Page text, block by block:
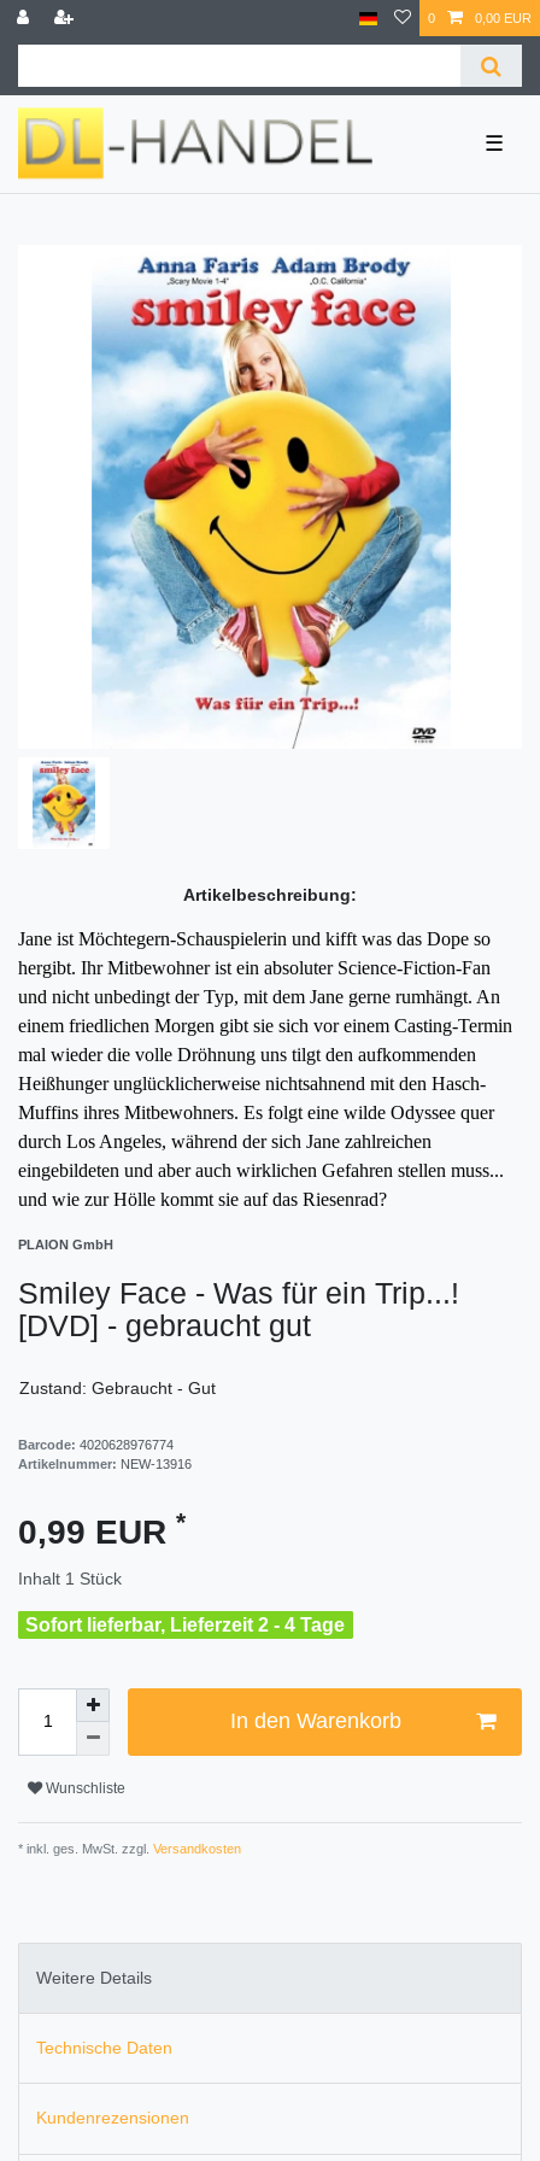
0 0,00 EUR
☰
Artikelbeschreibung:
Jane ist Möchtegern-Schauspielerin und kifft was das Dope so
hergibt. Ihr Mitbewohner ist ein absoluter Science-Fiction-Fan
und nicht unbedingt der Typ, mit dem Jane gerne rumhängt. An
einem friedlichen Morgen gibt sie sich vor einem Casting-Termin
mal wieder die volle Dröhnung uns tilgt den aufkommenden
Heißhunger unglücklicherweise nichtsahnend mit den Hasch-
Muffins ihres Mitbewohners. Es folgt eine wilde Odyssee quer
durch Los Angeles, während der sich Jane zahlreichen
eingebildeten und aber auch wirklichen Gefahren stellen muss...
und wie zur Hölle kommt sie auf das Riesenrad?
PLAION GmbH
Smiley Face - Was für ein Trip...!
[DVD] - gebraucht gut
Zustand: Gebraucht - Gut
Barcode: 4020628976774
Artikelnummer: NEW-13916
0,99 EUR *
Inhalt 1 Stück
Sofort lieferbar, Lieferzeit 2 - 4 Tage
In den Warenkorb
Wunschliste
* inkl. ges. MwSt. zzgl. Versandkosten
Weitere Details
Technische Daten
Kundenrezensionen